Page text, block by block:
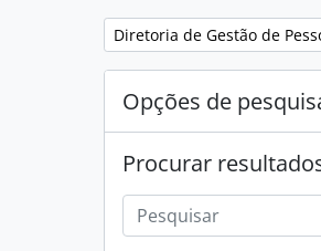
Remover filtro:
Diretoria de Gestão de
Opções de
Procurar